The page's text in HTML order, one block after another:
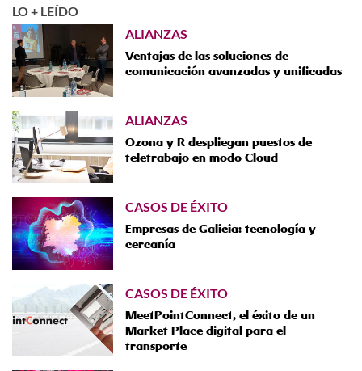
LO + LEÍDO
ALIANZAS
Ventajas de las soluciones de
comunicación avanzadas y unificadas
ALIANZAS
Ozona y R despliegan puestos de
teletrabajo en modo Cloud
CASOS DE ÉXITO
Empresas de Galicia: tecnología y
cercanía
CASOS DE ÉXITO
MeetPointConnect, el éxito de un
Market Place digital para el
transporte